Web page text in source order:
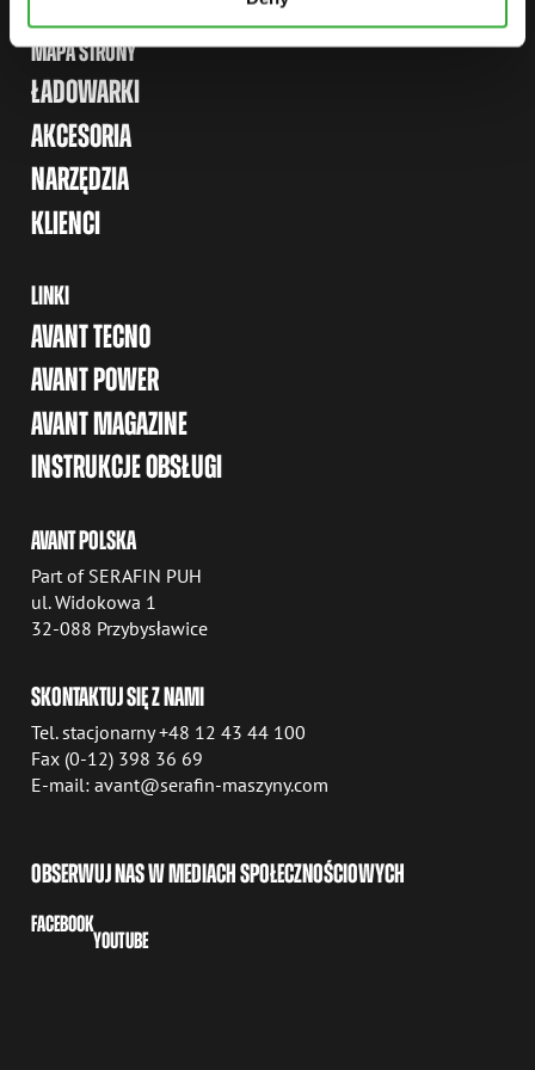
MAPA STRONY
ŁADOWARKI
AKCESORIA
NARZĘDZIA
KLIENCI
LINKI
AVANT TECNO
AVANT POWER
AVANT MAGAZINE
INSTRUKCJE OBSŁUGI
AVANT POLSKA
Part of SERAFIN PUH
ul. Widokowa 1
32-088 Przybysławice
SKONTAKTUJ SIĘ Z NAMI
Tel. stacjonarny +48 12 43 44 100
Fax (0-12) 398 36 69
E-mail: avant@serafin-maszyny.com
OBSERWUJ NAS W MEDIACH SPOŁECZNOŚCIOWYCH
FACEBOOK
YOUTUBE